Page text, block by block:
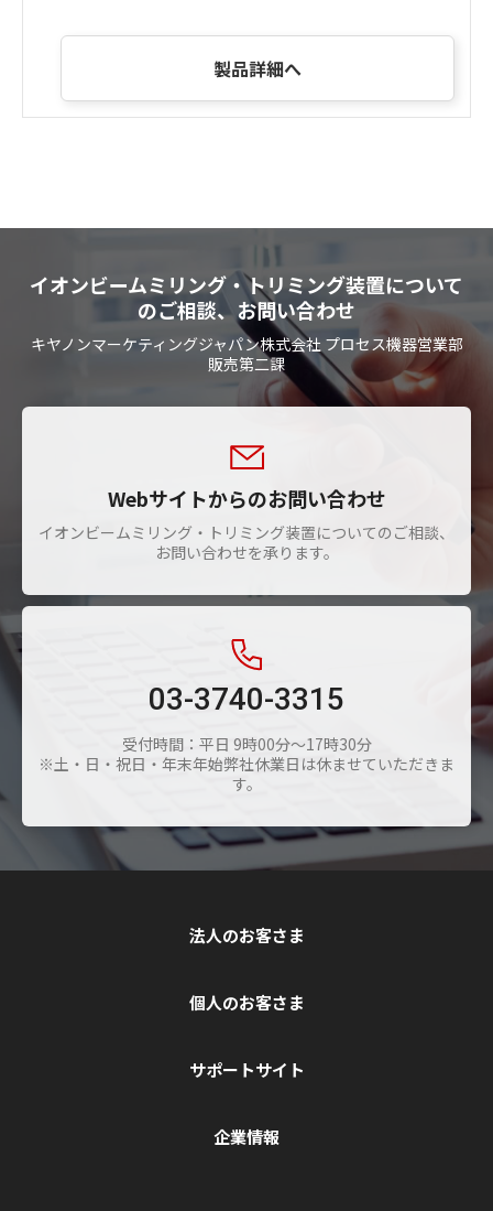
製品詳細へ
イオンビームミリング・トリミング装置について
のご相談、お問い合わせ
キヤノンマーケティングジャパン株式会社 プロセス機器営業部
販売第二課
Webサイトからのお問い合わせ
イオンビームミリング・トリミング装置についてのご相談、
お問い合わせを承ります。
03-3740-3315
受付時間：平日 9時00分～17時30分
※土・日・祝日・年末年始弊社休業日は休ませていただきま
す。
法人のお客さま
個人のお客さま
サポートサイト
企業情報